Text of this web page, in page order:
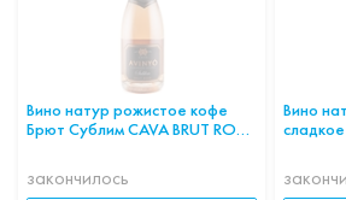
Вино натур рожистое кофе
Брют Сублим CAVA BRUT ROSE
закончилось
Вино